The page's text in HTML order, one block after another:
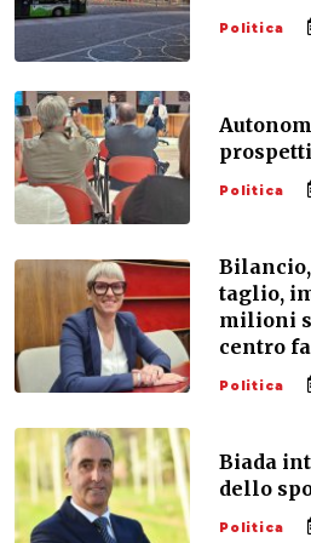
Politica
Politica
taglio,
milioni
centro
Politica
Biada
dello
Politica